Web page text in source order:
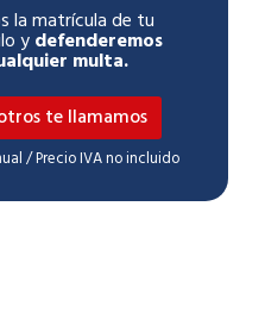
la matrícula de tu
ydefenderemos
multa.
te llamamos
/ Precio IVA no incluido